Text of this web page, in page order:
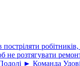
не розтягувати
► Команда